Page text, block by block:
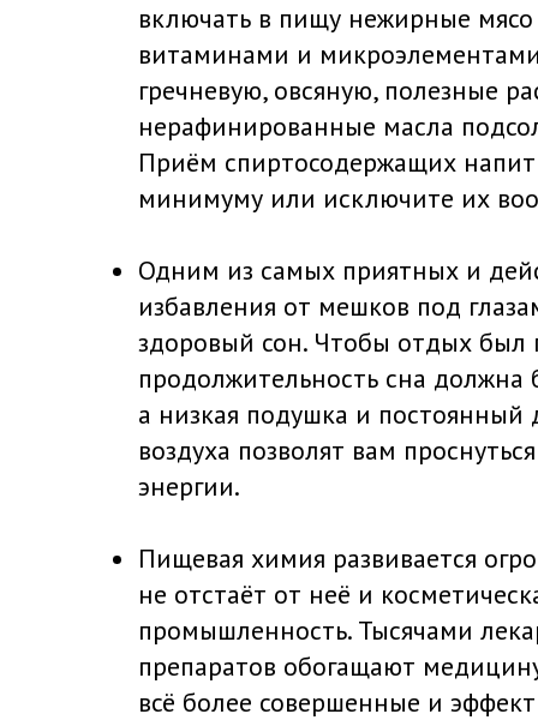
включать в пищу нежирные
витаминами и
гречневую, овсяную, полезные
нерафинированные масла
Приём спиртосодержащих
минимуму или исключите их
Одним из самых приятных и
избавления от мешков под
здоровый сон. Чтобы отдых
продолжительность сна должна
а низкая подушка и постоянный
воздуха позволят вам
энергии.
Пищевая химия развивается
не отстаёт от неё и
промышленность. Тысячами
препаратов обогащают
всё более совершенные и